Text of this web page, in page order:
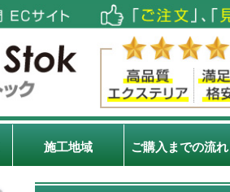
施工地域 ご購入までの流れ